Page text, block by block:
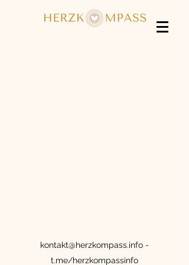
kontakt@herzkompass.info -
t.me/herzkompassinfo